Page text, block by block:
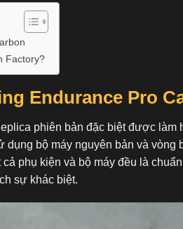
Factory?
Endurance Pro
phiên bản đặc biệt được
bộ máy nguyên bản và
phụ kiện và bộ máy đều là
sự khác biệt.